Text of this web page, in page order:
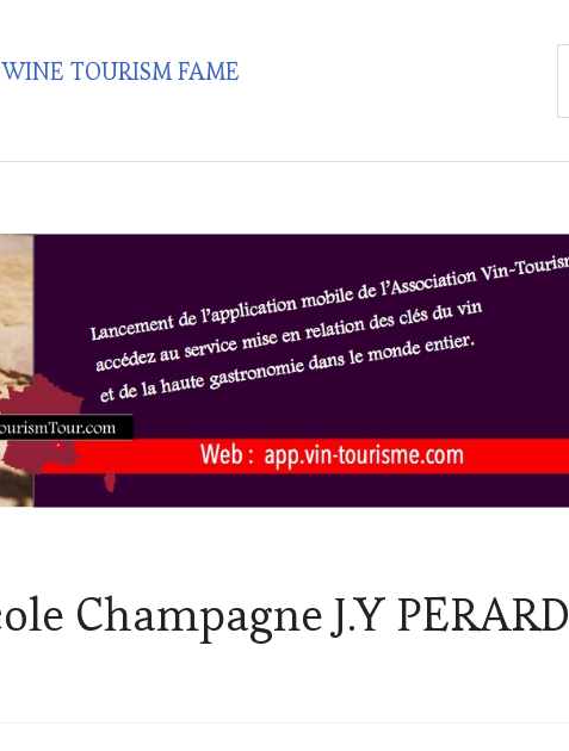
TOURISM FAME
Champagne J.Y PERARD